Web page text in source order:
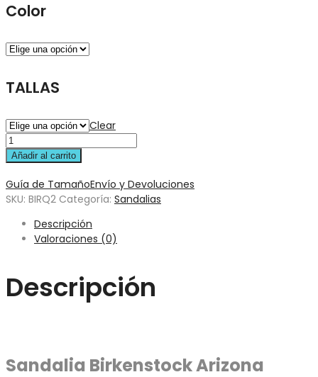
Color
TALLAS
Clear
Añadir al carrito
Guía de TamañoEnvío y Devoluciones
SKU: BIRQ2 Categoría: Sandalias
Descripción
Valoraciones (0)
Descripción
Sandalia Birkenstock Arizona